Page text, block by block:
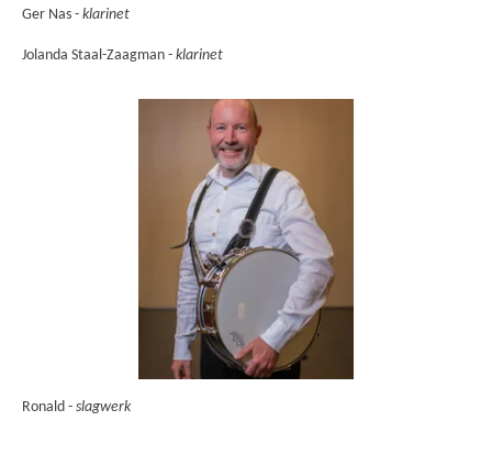
Ger Nas - klarinet
Jolanda Staal-Zaagman - klarinet
Ronald - slagwerk